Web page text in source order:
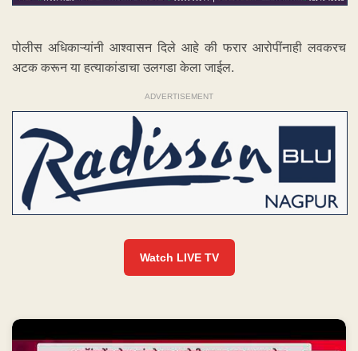
पोलीस अधिकाऱ्यांनी आश्वासन दिले आहे की फरार आरोपींनाही लवकरच
अटक करून या हत्याकांडाचा उलगडा केला जाईल.
ADVERTISEMENT
Watch LIVE TV